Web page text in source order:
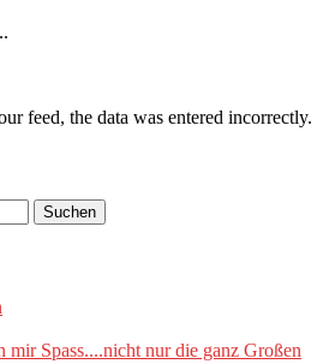
feed, the data was entered incorrectly.
mir Spass....nicht nur die ganz Großen